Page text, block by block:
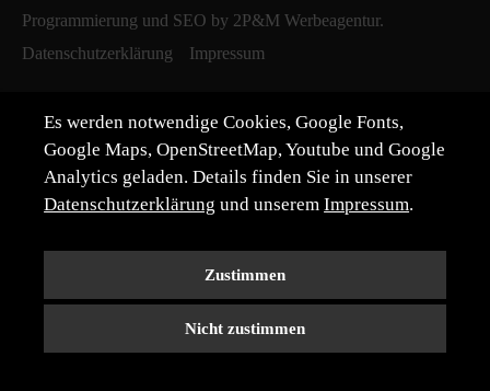
Programmierung und SEO by 2P&M Werbeagentur.
Datenschutzerklärung
Impressum
Es werden notwendige Cookies, Google Fonts,
Google Maps, OpenStreetMap, Youtube und Google
Analytics geladen. Details finden Sie in unserer
Datenschutzerklärung und unseremImpressum.
Zustimmen
Nicht zustimmen